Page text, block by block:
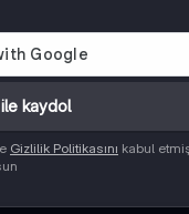
kaydol
Gizlilik Politikasını kabul